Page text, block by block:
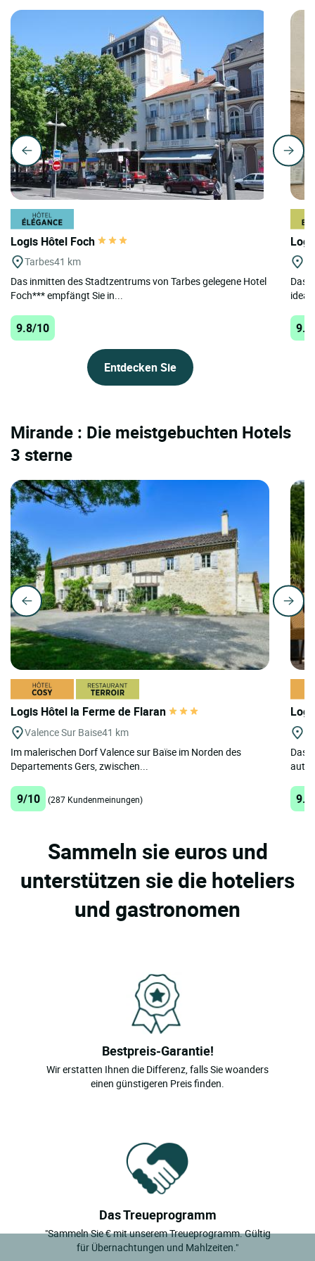
Logis Hôtel Foch
Tarbes41 km
Das inmitten des Stadtzentrums von Tarbes gelegene Hotel
Foch*** empfängt Sie in...
9.8/10
Entdecken Sie
Das
ideal
Mirande : Die meistgebuchten Hotels
3 sterne
Logis Hôtel la Ferme de Flaran
Valence Sur Baise41 km
Im malerischen Dorf Valence sur Baïse im Norden des
Departements Gers, zwischen...
9/10 (287 Kundenmeinungen)
Das
Sammeln sie euros und
unterstützen sie die hoteliers
und gastronomen
Bestpreis-Garantie!
Wir erstatten Ihnen die Differenz, falls Sie woanders
einen günstigeren Preis finden.
Das Treueprogramm
"Sammeln Sie € mit unserem Treueprogramm. Gültig
für Übernachtungen und Mahlzeiten."